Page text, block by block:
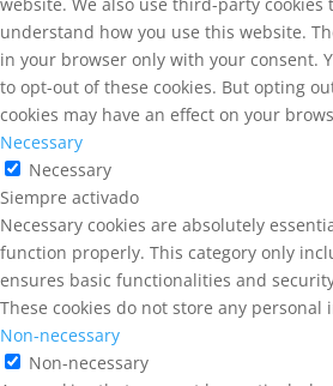
understand how you use this website.
in your browser only with your consent.
to opt-out of these cookies. But opting
cookies may have an effect on your
Necessary
Necessary
Siempre activado
Necessary cookies are absolutely
function properly. This category only
ensures basic functionalities and
These cookies do not store any personal
Non-necessary
Non-necessary